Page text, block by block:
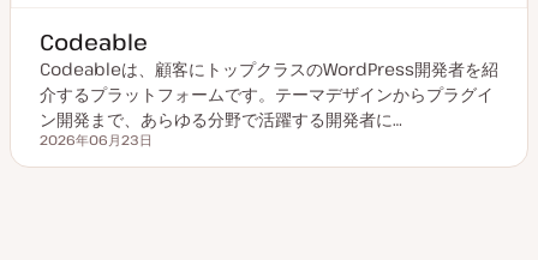
Codeable
Codeableは、顧客にトップクラスのWordPress開発者を紹
介するプラットフォームです。テーマデザインからプラグイ
ン開発まで、あらゆる分野で活躍する開発者に…
更新日
2026年06月23日